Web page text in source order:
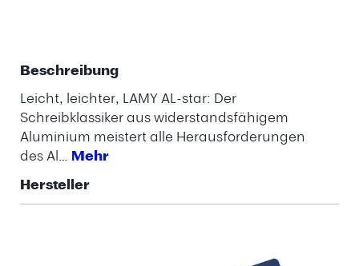
Beschreibung
Leicht, leichter, LAMY AL-star: Der
Schreibklassiker aus widerstandsfähigem
Aluminium meistert alle Herausforderungen
des Al… Mehr
Hersteller